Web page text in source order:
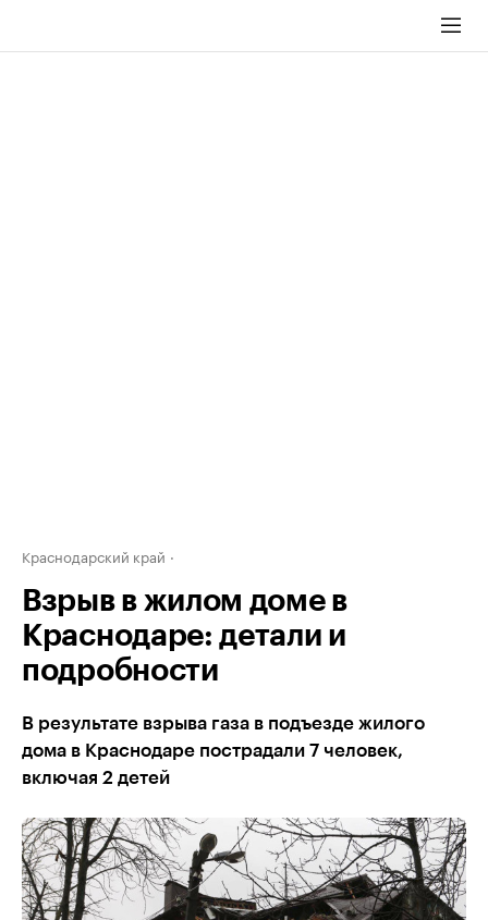
Краснодарский край
Взрыв в жилом доме в
Краснодаре: детали и
подробности
В результате взрыва газа в подъезде жилого
дома в Краснодаре пострадали 7 человек,
включая 2 детей